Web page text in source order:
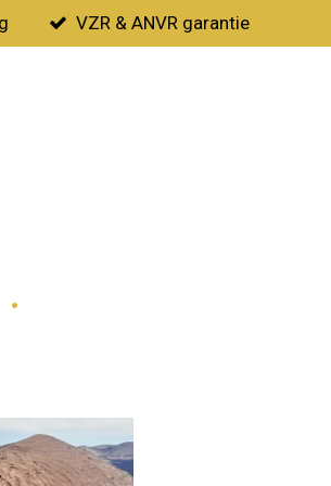
VZR & ANVR garantie